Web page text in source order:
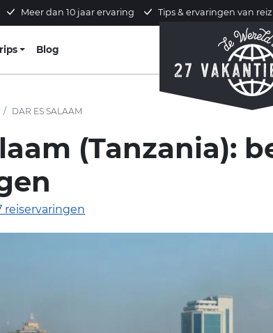
Meer dan 10 jaar ervaring Tips & ervaringen van
Blog
DAR ES SALAAM
(Tanzania):
reiservaringen